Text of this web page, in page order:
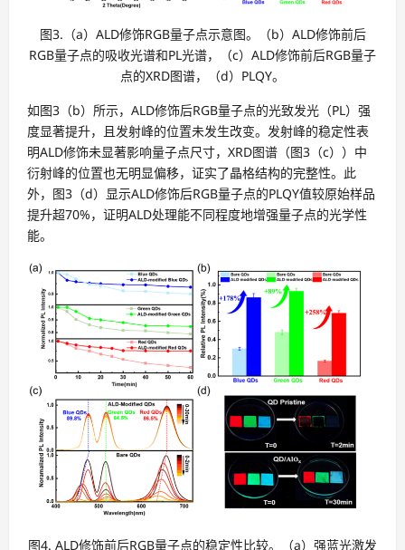
图3.（a）ALD修饰RGB量子点示意图。（b）ALD修饰前后
RGB量子点的吸收光谱和PL光谱，（c）ALD修饰前后RGB量子
点的XRD图谱，（d）PLQY。
如图3（b）所示，ALD修饰后RGB量子点的光致发光（PL）强
度显著提升，且发射峰的位置未发生改变。发射峰的稳定性表
明ALD修饰未显著影响量子点尺寸，XRD图谱（图3（c））中
衍射峰的位置也无明显偏移，证实了晶格结构的完整性。此
外，图3（d）显示ALD修饰后RGB量子点的PLQY值较原始样品
提升超70%，证明ALD处理能不同程度地增强量子点的光学性
能。
图4. ALD修饰前后RGB量子点的稳定性比较。（a）强蓝光激发